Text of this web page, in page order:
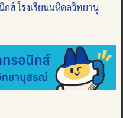
กส์ โรงเรียนมหิดลวิทยานุ